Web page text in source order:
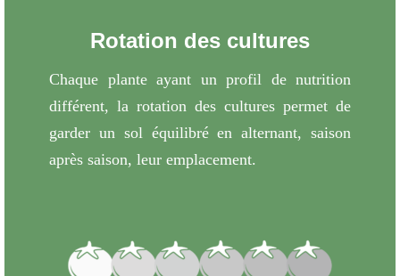
Rotation des cultures
Chaque plante ayant un profil de nutrition
différent, la rotation des cultures permet de
garder un sol équilibré en alternant, saison
après saison, leur emplacement.